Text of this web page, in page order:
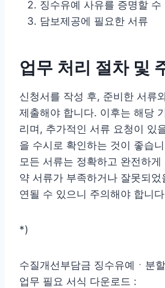
징수유예 사유를 증명할 수
담보제공에 필요한 서류
업무 처리 절차 및
신청서를 작성 후, 준비한 서류
제출해야 합니다. 이후는 해당
리며, 추가적인 서류 요청이 있
을 수시로 확인하는 것이 좋습
모든 서류는 정확하고 완전하
약 서류가 부족하거나 잘못되었
연될 수 있으니 주의해야 합니
*)
수질개선부담금 징수유예ㆍ분
업무 필요 서식 다운로드 :